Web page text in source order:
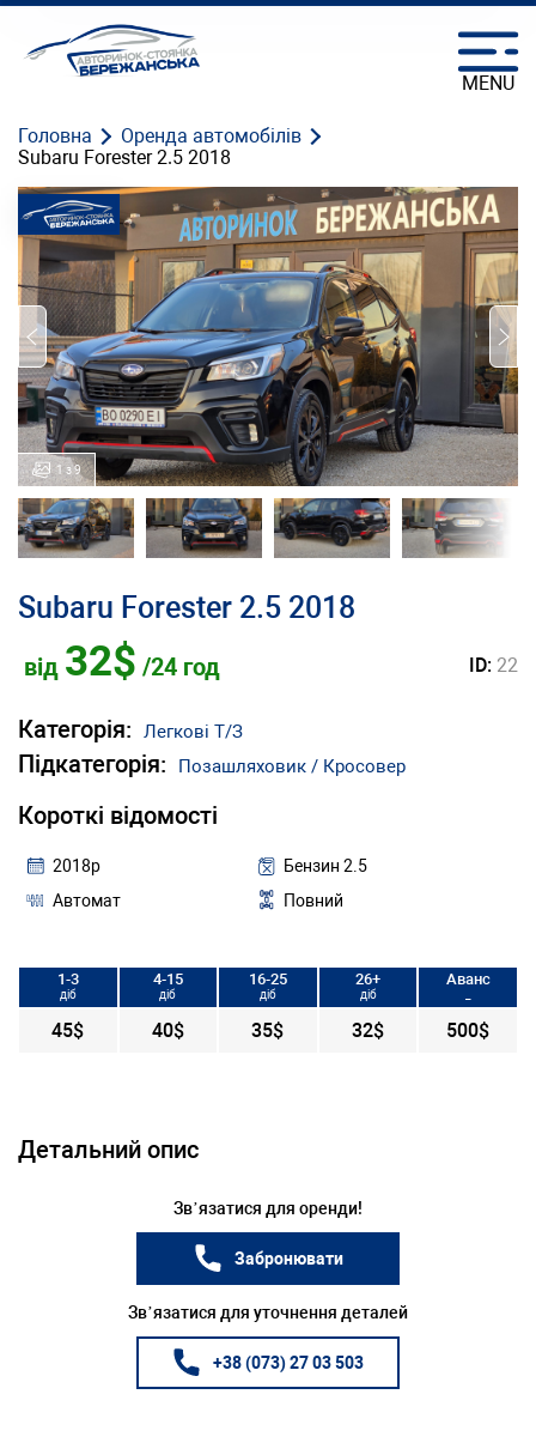
MENU
Головна
Оренда автомобілів
Subaru Forester 2.5 2018
1 з 9
Subaru Forester 2.5 2018
від 32$ /24 год ID: 22
Категорія: Легкові Т/З
Підкатегорія: Позашляховик / Кросовер
Короткі відомості
2018р
Бензин 2.5
Автомат
Повний
Зв’язатися для оренди!
Забронювати
Зв’язатися для уточнення деталей
+38 (073) 27 03 503
1-3
діб
45$
4-15
діб
40$
16-25
діб
35$
26+
діб
32$
Аванс
500$
Детальний опис